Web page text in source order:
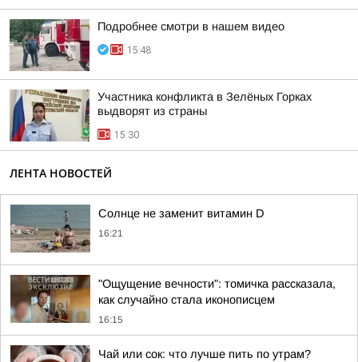
Подробнее смотри в нашем видео
15:48
Участника конфликта в Зелёных Горках
выдворят из страны
15:30
ЛЕНТА НОВОСТЕЙ
Солнце не заменит витамин D
16:21
"Ощущение вечности": томичка рассказала,
как случайно стала иконописцем
16:15
Чай или сок: что лучше пить по утрам?